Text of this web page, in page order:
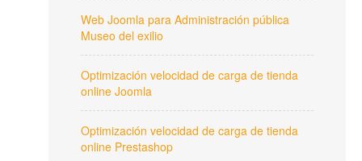
Web Joomla para Administración pública
Museo del exilio
Optimización velocidad de carga de tienda
online Joomla
Optimización velocidad de carga de tienda
online Prestashop